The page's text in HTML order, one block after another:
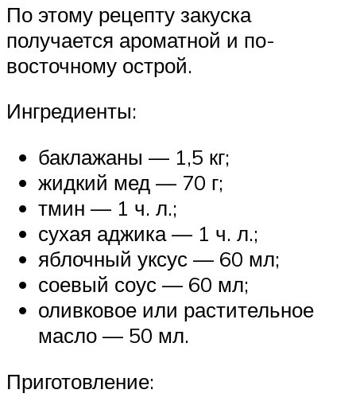
По этому рецепту закуска
получается ароматной и по-
восточному острой.
Ингредиенты:
баклажаны — 1,5 кг;
жидкий мед — 70 г;
тмин — 1 ч. л.;
сухая аджика — 1 ч. л.;
яблочный уксус — 60 мл;
соевый соус — 60 мл;
оливковое или растительное
масло — 50 мл.
Приготовление: